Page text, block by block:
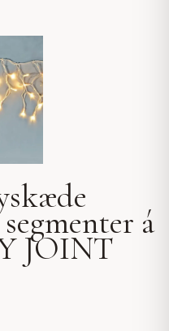
á
JOINT